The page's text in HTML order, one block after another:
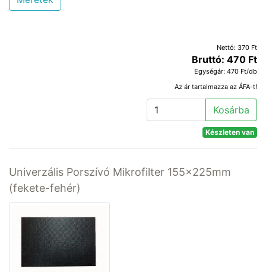
Nettó: 370 Ft
Bruttó: 470 Ft
Egységár: 470 Ft/db
Az ár tartalmazza az ÁFA-t!
Kosárba
Készleten van
Univerzális Porszívó Mikrofilter 155x225mm
(fekete-fehér)